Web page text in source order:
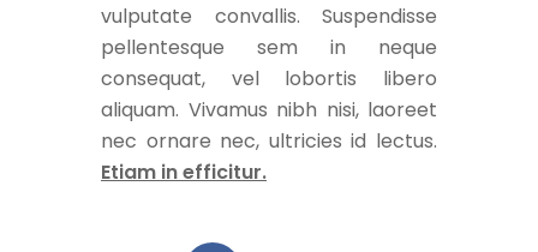
vulputate convallis. Suspendisse
pellentesque sem in neque
consequat, vel lobortis libero
aliquam. Vivamus nibh nisi, laoreet
nec ornare nec, ultricies id lectus.
Etiam in efficitur.